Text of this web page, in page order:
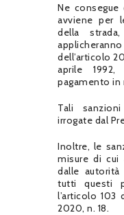
Ne consegue
avviene per
della
dell’articolo
aprile
pagamento in
Tali
irrogate dal
Inoltre, le
misure di cui
dalle
tutti questi
l’articolo 103
2020, n. 18.